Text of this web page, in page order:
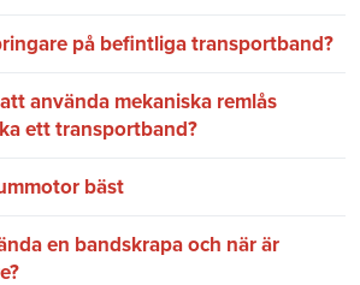
på befintliga transportband?
använda mekaniska remlås
ett transportband?
bäst
en bandskrapa och när är